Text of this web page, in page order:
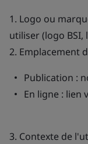
1. Logo ou
utiliser (logo BSI,
2. Emplacement
Publication :
En ligne : lien
3. Contexte de